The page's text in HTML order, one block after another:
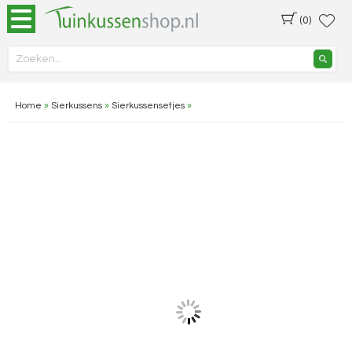
(0)
Home » Sierkussens» Sierkussensetjes»